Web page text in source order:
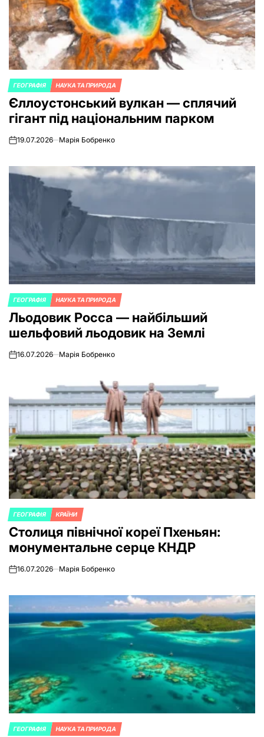
POSTED
IN
ГЕОГРАФІЯ НАУКА ТА ПРИРОДА
Єллоустонський вулкан — сплячий
гігант під національним парком
on19.07.2026 Марія Бобренко
POSTED
IN
ГЕОГРАФІЯ НАУКА ТА ПРИРОДА
Льодовик Росса — найбільший
шельфовий льодовик на Землі
on16.07.2026 Марія Бобренко
POSTED
IN
ГЕОГРАФІЯ КРАЇНИ
Столиця північної кореї Пхеньян:
монументальне серце КНДР
on16.07.2026 Марія Бобренко
POSTED
ГЕОГРАФІЯ НАУКА ТА ПРИРОДА